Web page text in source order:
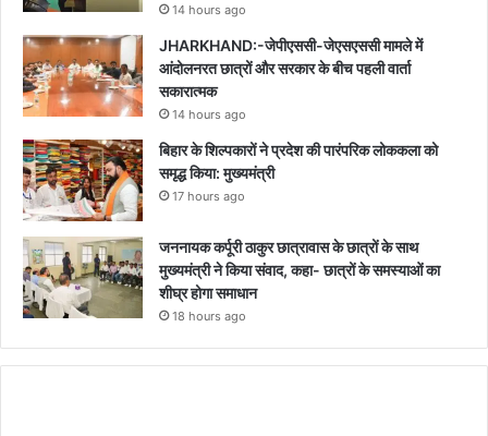
14 hours ago
JHARKHAND:-जेपीएससी-जेएसएससी मामले में
आंदोलनरत छात्रों और सरकार के बीच पहली वार्ता
सकारात्मक
14 hours ago
बिहार के शिल्पकारों ने प्रदेश की पारंपरिक लोककला को
समृद्ध किया: मुख्यमंत्री
17 hours ago
जननायक कर्पूरी ठाकुर छात्रावास के छात्रों के साथ
मुख्यमंत्री ने किया संवाद, कहा- छात्रों के समस्याओं का
शीघ्र होगा समाधान
18 hours ago